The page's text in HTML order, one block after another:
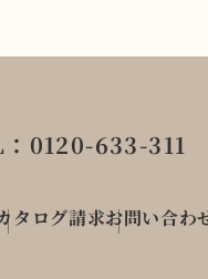
0120-633-311
タログ請求お問い合わ